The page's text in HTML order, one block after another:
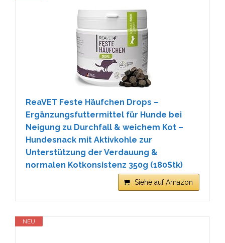
ReaVET Feste Häufchen Drops –
Ergänzungsfuttermittel für Hunde bei
Neigung zu Durchfall & weichem Kot –
Hundesnack mit Aktivkohle zur
Unterstützung der Verdauung &
normalen Kotkonsistenz 350g (180Stk)
Siehe auf Amazon
NEU